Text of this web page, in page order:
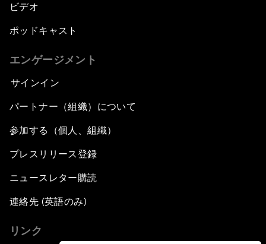
ビデオ
ポッドキャスト
エンゲージメント
サインイン
パートナー（組織）について
参加する（個人、組織）
プレスリリース登録
ニュースレター購読
連絡先 (英語のみ)
リンク